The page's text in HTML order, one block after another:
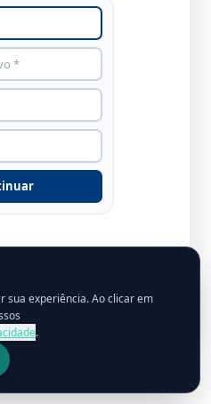
sua experiência. Ao clicar em
.